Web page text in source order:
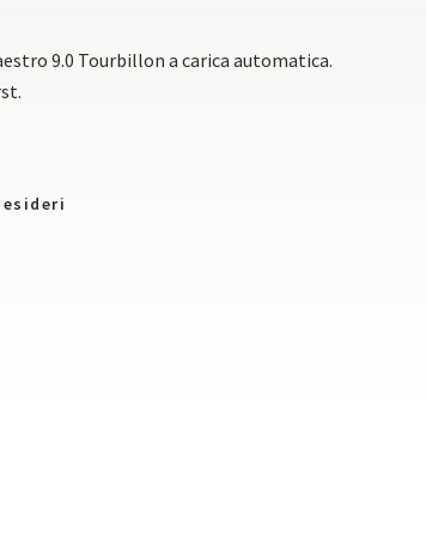
9.0 Tourbillon a carica automatica.